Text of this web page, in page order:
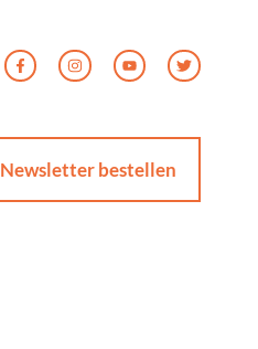
Newsletter bestellen